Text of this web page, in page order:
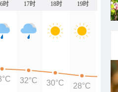
时 17时 18时 19时 20时
32°C 30°C 28°C 27°C